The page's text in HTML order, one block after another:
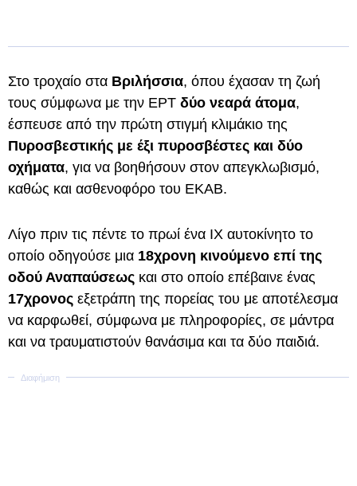
Στο τροχαίο στα Βριλήσσια, όπου έχασαν τη ζωή
τους σύμφωνα με την ΕΡΤ δύο νεαρά άτομα,
έσπευσε από την πρώτη στιγμή κλιμάκιο της
Πυροσβεστικής με έξι πυροσβέστες και δύο
οχήματα, για να βοηθήσουν στον απεγκλωβισμό,
καθώς και ασθενοφόρο του ΕΚΑΒ.
Λίγο πριν τις πέντε το πρωί ένα ΙΧ αυτοκίνητο το
οποίο οδηγούσε μια 18χρονη κινούμενο επί της
οδού Αναπαύσεως και στο οποίο επέβαινε ένας
17χρονος εξετράπη της πορείας του με αποτέλεσμα
να καρφωθεί, σύμφωνα με πληροφορίες, σε μάντρα
και να τραυματιστούν θανάσιμα και τα δύο παιδιά.